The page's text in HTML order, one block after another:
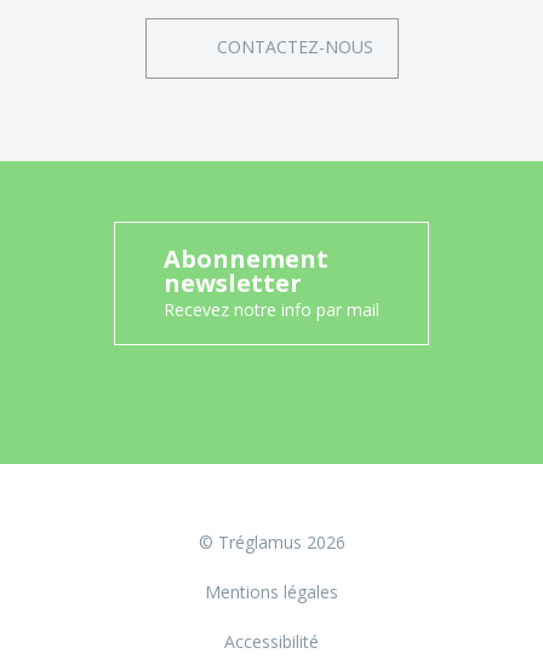
CONTACTEZ-NOUS
Abonnement
newsletter
Recevez notre info par mail
© Tréglamus 2026
Mentions légales
Accessibilité